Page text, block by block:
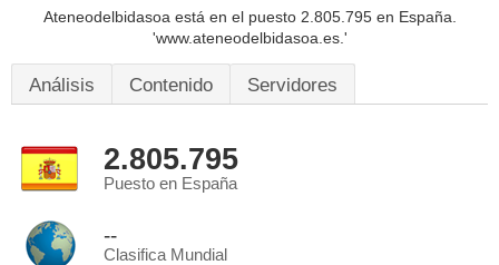
Ateneodelbidasoa está en el puesto 2.805.795 en España.
'www.ateneodelbidasoa.es.'
Análisis Contenido Servidores
2.805.795
Puesto en España
--
Clasifica Mundial